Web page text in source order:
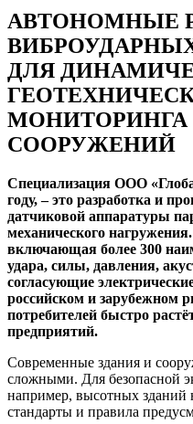
АВТОНОМНЫЕ
ДЛЯ
МОНИТОРИНГА
СООРУЖЕНИЙ
Специализация ООО
году, – это разработка и
датчиковой аппаратуры
механического
включающая более 300
удара, силы, давления,
согласующие
российском и зарубежном
потребителей быстро
предприятий.
Современные здания и
сложными. Для безопасной
например, высотных зданий
стандарты и правила